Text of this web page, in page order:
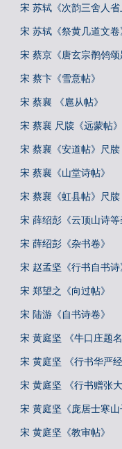
宋 苏轼《次韵三舍人省
宋 苏轼《祭黄几道文卷
宋 蔡京《唐玄宗鹡鸰颂
宋 蔡卞《雪意帖》
宋 蔡襄 《扈从帖》
宋 蔡襄 尺牍《远蒙帖》
宋 蔡襄《安道帖》尺牍
宋 蔡襄《山堂诗帖》
宋 蔡襄《虹县帖》尺牍
宋 薛绍彭《云顶山诗等
宋 薛绍彭《杂书卷》
宋 赵孟坚《行书自书诗
宋 郑望之《向过帖》
宋 陆游《自书诗卷》
宋 黄庭坚 《牛口庄题名
宋 黄庭坚 《行书华严经
宋 黄庭坚 《行书赠张大
宋 黄庭坚《庞居士寒山
宋 黄庭坚《教审帖》